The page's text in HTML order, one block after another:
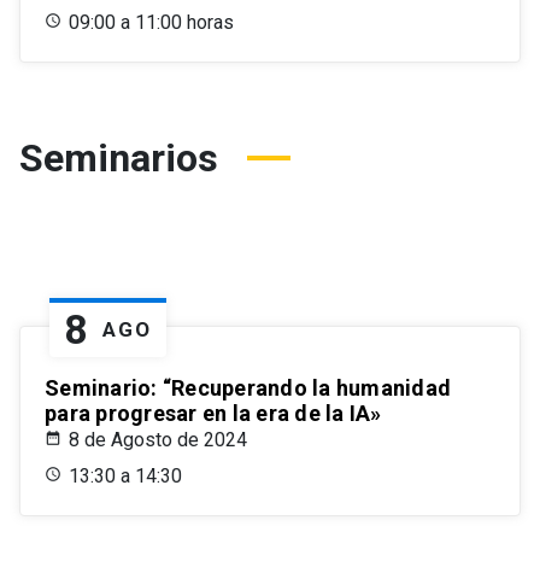
09:00 a 11:00 horas
Seminarios
8 AGO
Seminario: “Recuperando la humanidad
para progresar en la era de la IA»
8 de Agosto de 2024
13:30 a 14:30